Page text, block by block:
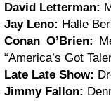
David Letterman:
Jay Leno: Halle
Conan O’Brien:
“America’s Got
Late Late Show:
Jimmy Fallon: